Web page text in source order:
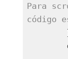
Para
código